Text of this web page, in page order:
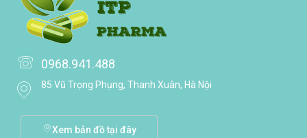
0968.941.488
85 Vũ Trọng Phụng, Thanh Xuân, Hà Nội
Xem bản đồ tại đây